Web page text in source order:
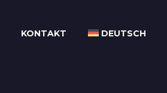
KONTAKT DEUTSCH